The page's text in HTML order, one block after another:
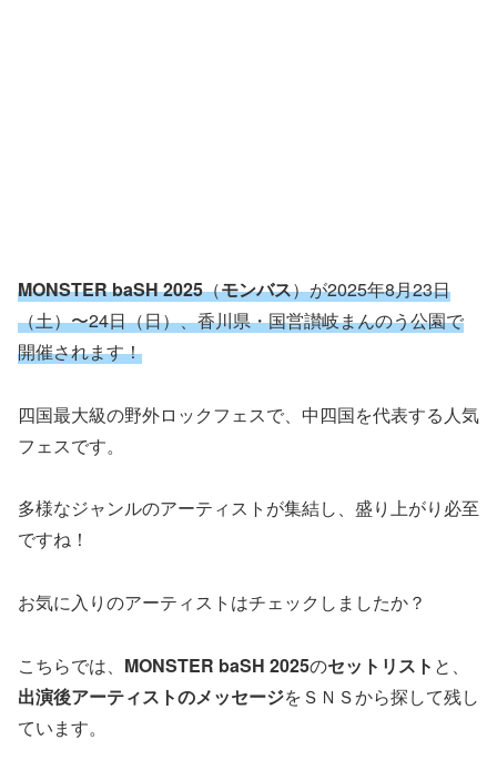
MONSTER baSH 2025（モンバス）が2025年8月23日
（土）〜24日（日）、香川県・国営讃岐まんのう公園で
開催されます！
四国最大級の野外ロックフェスで、中四国を代表する人気
フェスです。
多様なジャンルのアーティストが集結し、盛り上がり必至
ですね！
お気に入りのアーティストはチェックしましたか？
こちらでは、 MONSTER baSH 2025のセットリスト と、
出演後アーティストのメッセージをＳＮＳから探して残し
ています。